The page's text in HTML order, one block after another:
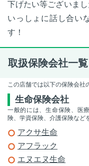
下げたい等ございま
いっしょに話し合い
す！
取扱保険会社一覧
この店舗では以下の保険会社
生命保険会社
一般的には、生命保険、医
険、学資保険、介護保険など
アクサ生命
アフラック
エヌエヌ生命